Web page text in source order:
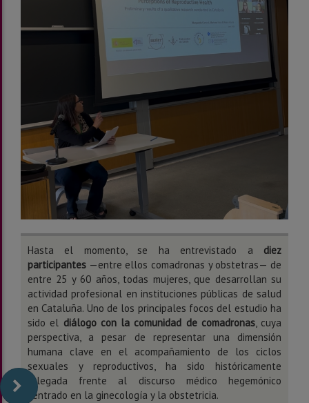
Hasta el momento, se ha entrevistado a diez
participantes —entre ellos comadronas y obstetras— de
entre 25 y 60 años, todas mujeres, que desarrollan su
actividad profesional en instituciones públicas de salud
en Cataluña. Uno de los principales focos del estudio ha
sido el diálogo con la comunidad de comadronas, cuya
perspectiva, a pesar de representar una dimensión
humana clave en el acompañamiento de los ciclos
sexuales y reproductivos, ha sido históricamente
relegada frente al discurso médico hegemónico
centrado en la ginecología y la obstetricia.